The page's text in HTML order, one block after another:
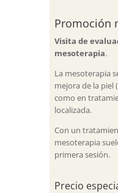
Promoción
Visita de
mesoterapia.
La mesoterapia
mejora de la piel
como en
localizada.
Con un
mesoterapia
primera sesión.
Precio